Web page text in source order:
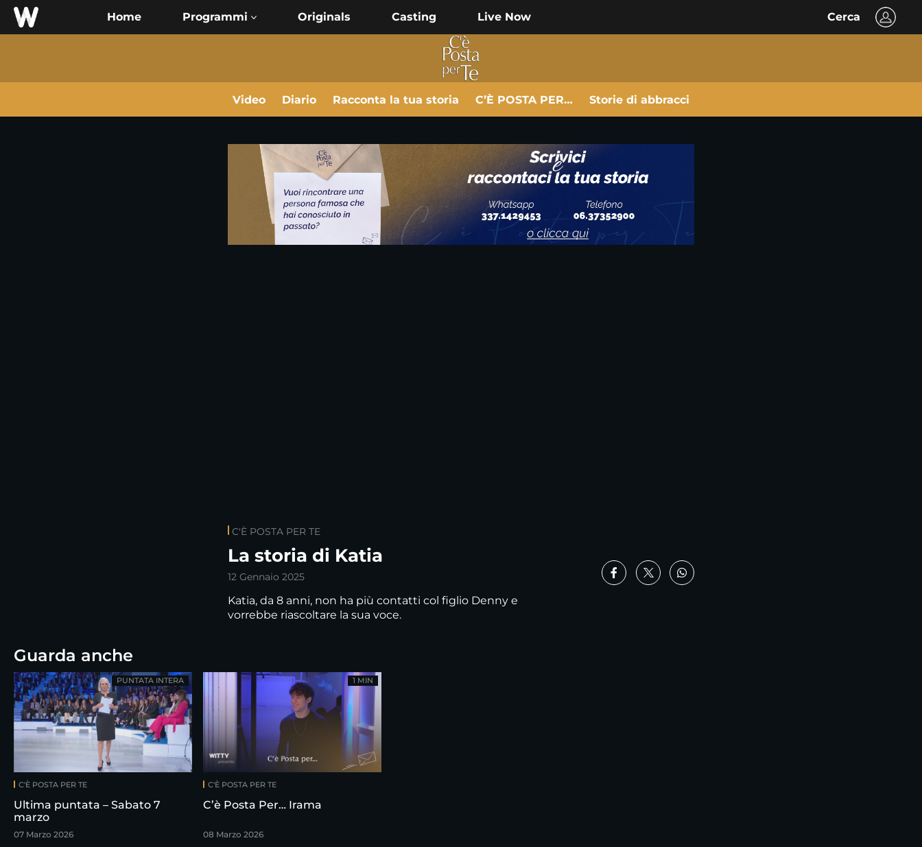
Home Originals Casting Live Now Cerca
Video Diario Racconta la tua storia C’È POSTA PER… Storie di abbracci
C'È POSTA PER TE
La storia di Katia
12 Gennaio 2025
Katia, da 8 anni, non ha più contatti col figlio Denny e
vorrebbe riascoltare la sua voce.
Guarda anche
C'È POSTA PER TE
Ultima puntata – Sabato 7
marzo
07 Marzo 2026
PUNTATA INTERA
C'È POSTA PER TE
C’è Posta Per… Irama
08 Marzo 2026
1 MIN